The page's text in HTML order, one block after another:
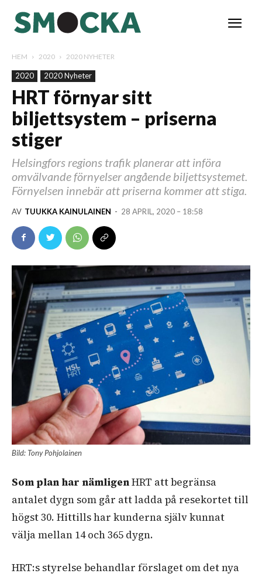
HEM 2020 2020 NYHETER
2020 2020 Nyheter
HRT förnyar sitt
biljettsystem – priserna
stiger
Helsingfors regions trafik planerar att införa
omvälvande förnyelser angående biljettsystemet.
Förnyelsen innebär att priserna kommer att stiga.
AV TUUKKA KAINULAINEN - 28 APRIL, 2020 – 18:58
Bild: Tony Pohjolainen
Som plan har nämligenHRT att begränsa
antalet dygn som går att ladda på resekortet till
högst 30. Hittills har kunderna själv kunnat
välja mellan 14 och 365 dygn.
HRT:s styrelse behandlar förslaget om det nya